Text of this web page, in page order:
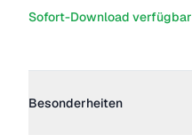
Sofort-Download verfügbar
Besonderheiten